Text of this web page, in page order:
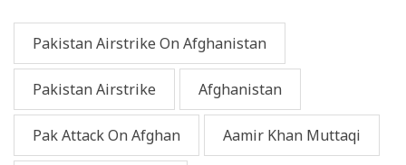
Pakistan Airstrike On Afghanistan
Pakistan Airstrike Afghanistan
Pak Attack On Afghan Aamir Khan Muttaqi